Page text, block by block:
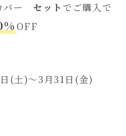
バーセット でご購入で
% OFF
(土)〜3月31日(金)